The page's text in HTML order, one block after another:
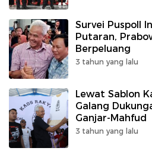
Survei Puspoll
Putaran,
Berpeluang
3 tahun yang lalu
Lewat Sablon
Galang
Ganjar-Mahfud
3 tahun yang lalu